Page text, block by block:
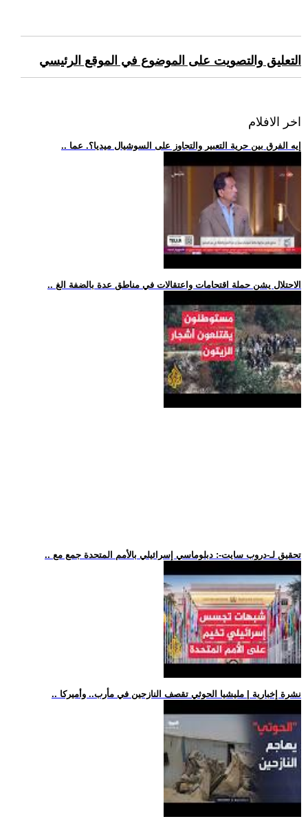
التعليق والتصويت على الموضوع في الموقع الرئيسي
اخر الافلام
.. إيه الفرق بين حرية التعبير والتجاوز على السوشيال ميديا؟. عما
.. الاحتلال يشن حملة اقتحامات واعتقالات في مناطق عدة بالضفة الغ
.. تحقيق لـ-دروب سايت-: دبلوماسي إسرائيلي بالأمم المتحدة جمع مع
.. نشرة إخبارية | مليشيا الحوثي تقصف النازحين في مأرب.. وأميركا